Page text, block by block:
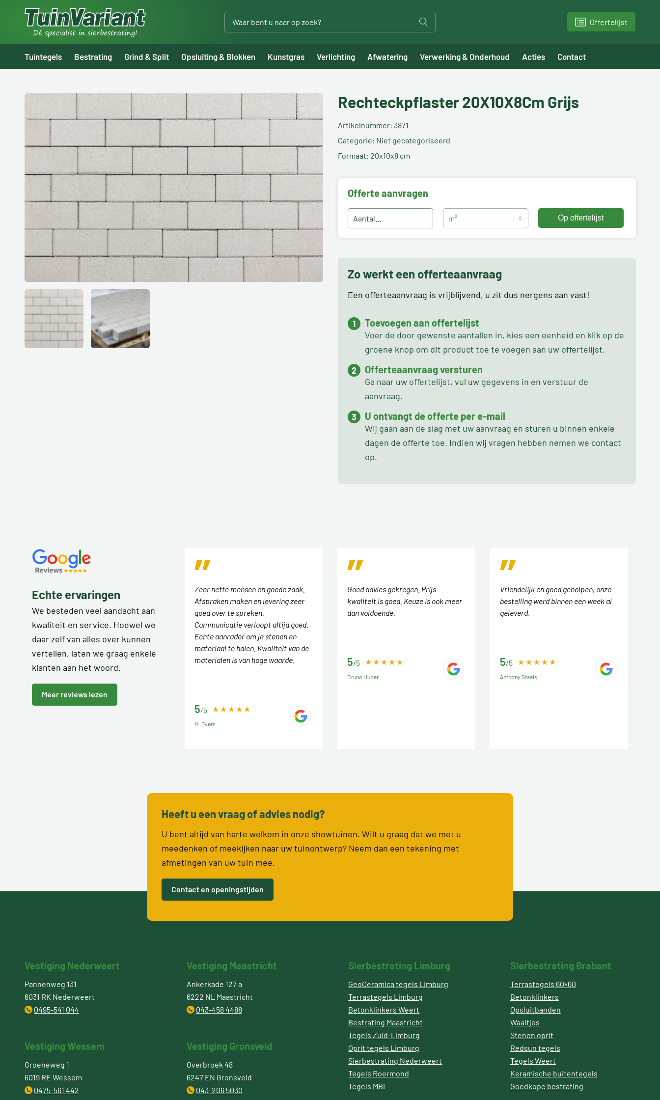
Offertelijst
Tuintegels Bestrating Grind & Split Opsluiting & Blokken Kunstgras Verlichting Afwatering Verwerking & Onderhoud Acties Contact
Rechteckpflaster 20X10X8Cm Grijs
Artikelnummer: 3871
Categorie: Niet gecategoriseerd
Formaat: 20x10x8 cm
Offerte aanvragen
Zo werkt een offerteaanvraag
Een offerteaanvraag is vrijblijvend, u zit dus nergens aan vast!
Toevoegen aan offertelijst
Voer de door gewenste aantallen in, kies een eenheid en klik op de
groene knop om dit product toe te voegen aan uw offertelijst.
Offerteaanvraag versturen
Ga naar uw offertelijst, vul uw gegevens in en verstuur de
aanvraag.
U ontvangt de offerte per e-mail
Wij gaan aan de slag met uw aanvraag en sturen u binnen enkele
dagen de offerte toe. Indien wij vragen hebben nemen we contact
op.
Echte ervaringen
We besteden veel aandacht aan
kwaliteit en service. Hoewel we
daar zelf van alles over kunnen
vertellen, laten we graag enkele
klanten aan het woord.
Meer reviews lezen
Zeer nette mensen en goede zaak.
Afspraken maken en levering zeer
goed over te spreken.
Communicatie verloopt altijd goed.
Echte aanrader om je stenen en
materiaal te halen. Kwaliteit van de
materialen is van hoge waarde.
5/5
M. Evers
Goed advies gekregen. Prijs
kwaliteit is goed. Keuze is ook meer
dan voldoende.
5/5
Bruno Huber
Vriendelijk en goed geholpen, onze
bestelling werd binnen een week al
geleverd.
5/5
Anthony Staals
Heeft u een vraag of advies nodig?
U bent altijd van harte welkom in onze showtuinen. Wilt u graag dat we met u
meedenken of meekijken naar uw tuinontwerp? Neem dan een tekening met
afmetingen van uw tuin mee.
Contact en openingstijden
Vestiging Nederweert
Pannenweg 131
6031 RK Nederweert
0495-541 044
Vestiging Wessem
Groeneweg 1
6019 RE Wessem
0475-561 442
Vestiging Maastricht
Ankerkade 127 a
6222 NL Maastricht
043-458 4488
Vestiging Gronsveld
Overbroek 48
6247 EN Gronsveld
043-206 5030
Sierbestrating Limburg
GeoCeramica tegels Limburg
Terrastegels Limburg
Betonklinkers Weert
Bestrating Maastricht
Tegels Zuid-Limburg
Oprit tegels Limburg
Sierbestrating Nederweert
Tegels Roermond
Tegels MBI
Sierbestrating Brabant
Terrastegels 60×60
Betonklinkers
Opsluitbanden
Waaltjes
Stenen oprit
Redsun tegels
Tegels Weert
Keramische buitentegels
Goedkope bestrating